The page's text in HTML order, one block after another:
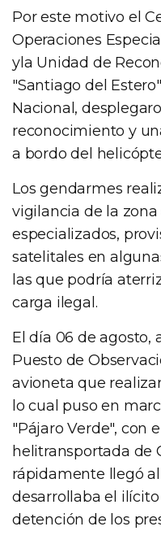
Por este motivo el
Operaciones
yla Unidad de
"Santiago del
Nacional,
reconocimiento y
a bordo del
Los gendarmes
vigilancia de la
especializados,
satelitales en
las que podría
carga ilegal.
El día 06 de agosto,
Puesto de
avioneta que
lo cual puso en
"Pájaro Verde", con
helitransportada de
rápidamente llegó
desarrollaba el
detención de los